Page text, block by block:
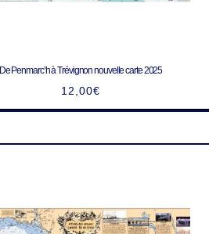
De Penmarc’h à Trévignon nouvelle carte 2025
12,00€